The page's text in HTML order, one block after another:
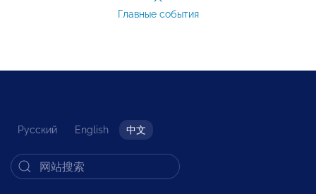
Главные события
Русский English 中文